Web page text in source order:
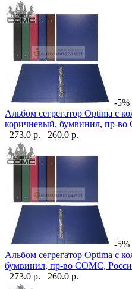
-5%
Альбом сегрегатор Optima с
коричневый, бумвинил, пр-
273.0 р.
260.0 р.
-5%
Альбом сегрегатор Optima с
бумвинил, пр-во СОМС,
273.0 р.
260.0 р.